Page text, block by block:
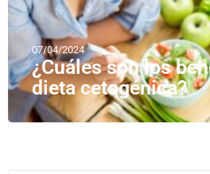
07/04/2024
¿Cuáles son los
dieta cetogénica?